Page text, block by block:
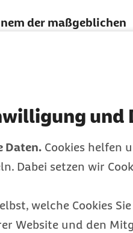
und
Daten. Cookies helfen
Dabei setzen wir
welche Cookies
Website und den
der maßgeblichen
aktuell der Bund
keinem Berufsverband
eigenständig
zum Beitritt sowie